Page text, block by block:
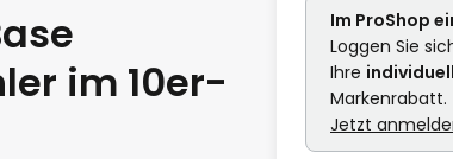
im 10er-
Im ProShop
Loggen Sie
Ihre
Markenrabatt.
Jetzt